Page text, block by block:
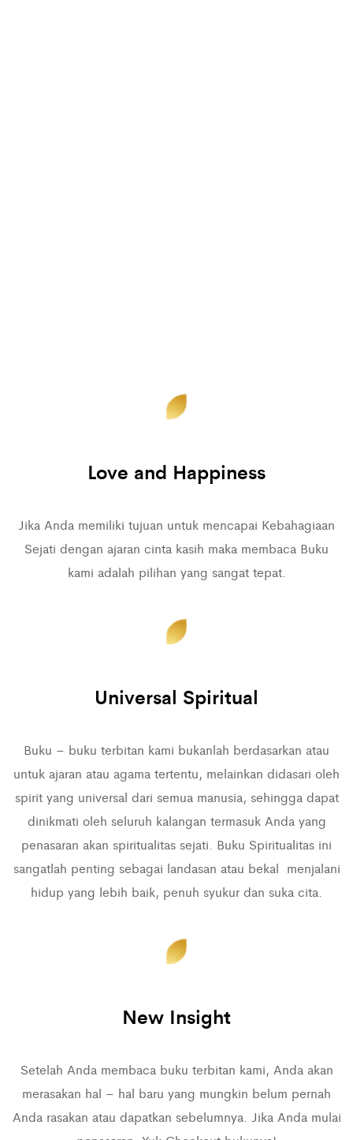
Love and Happiness
Jika Anda memiliki tujuan untuk mencapai Kebahagiaan
Sejati dengan ajaran cinta kasih maka membaca Buku
kami adalah pilihan yang sangat tepat.
Universal Spiritual
Buku – buku terbitan kami bukanlah berdasarkan atau
untuk ajaran atau agama tertentu, melainkan didasari oleh
spirit yang universal dari semua manusia, sehingga dapat
dinikmati oleh seluruh kalangan termasuk Anda yang
penasaran akan spiritualitas sejati. Buku Spiritualitas ini
sangatlah penting sebagai landasan atau bekal menjalani
hidup yang lebih baik, penuh syukur dan suka cita.
New Insight
Setelah Anda membaca buku terbitan kami, Anda akan
merasakan hal – hal baru yang mungkin belum pernah
Anda rasakan atau dapatkan sebelumnya. Jika Anda mulai